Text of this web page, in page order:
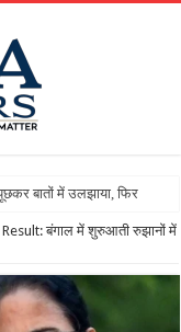
बंगाल में शुरुआती रुझानों में